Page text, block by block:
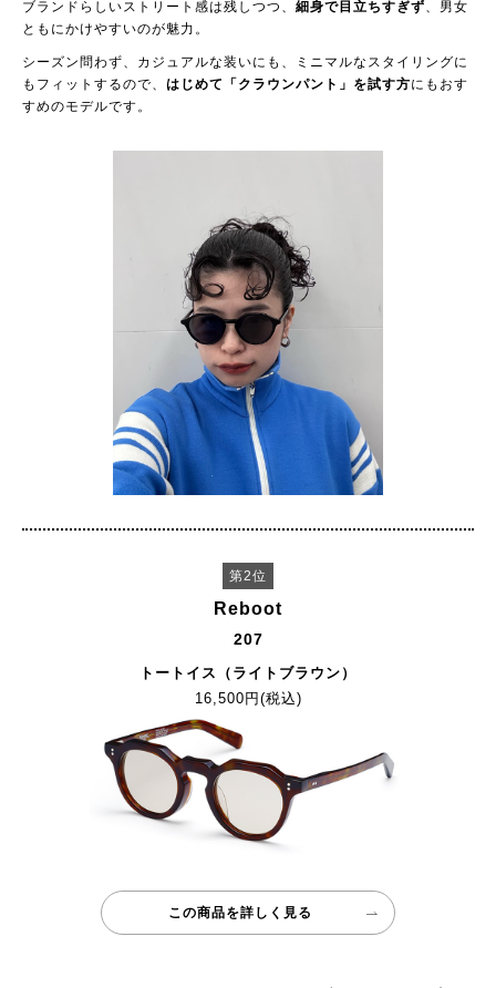
ブランドらしいストリート感は残しつつ、 細身で目立ちすぎず 、男女
ともにかけやすいのが魅力。
シーズン問わず、カジュアルな装いにも、ミニマルなスタイリングに
もフィットするので、 はじめて「クラウンパント」を試す方にもおす
すめのモデルです。
第2位
Reboot
207
トートイス（ライトブラウン）
16,500円(税込)
この商品を詳しく見る